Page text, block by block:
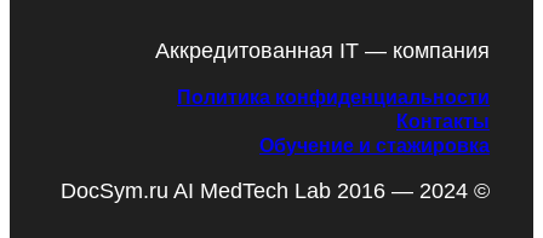
Аккредитованная IT — компания
Политика конфиденциальности
Контакты
Обучение и стажировка
DocSym.ru AI MedTech Lab 2016 — 2024 ©